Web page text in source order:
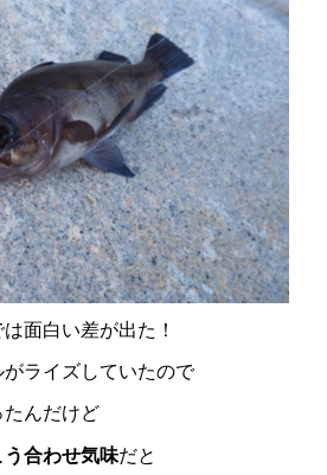
は面白い差が出た！
ライズしていたので
たんだけど
合わせ気味だと